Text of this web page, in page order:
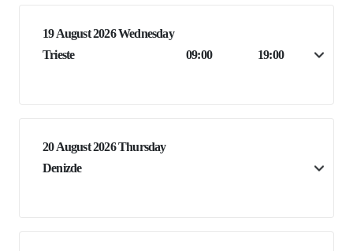
19 August 2026 Wednesday
Trieste
09:00 19:00
20 August 2026 Thursday
Denizde